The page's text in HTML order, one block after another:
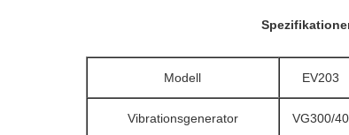
Modell EV203
Vibrationsgenerator VG300/40